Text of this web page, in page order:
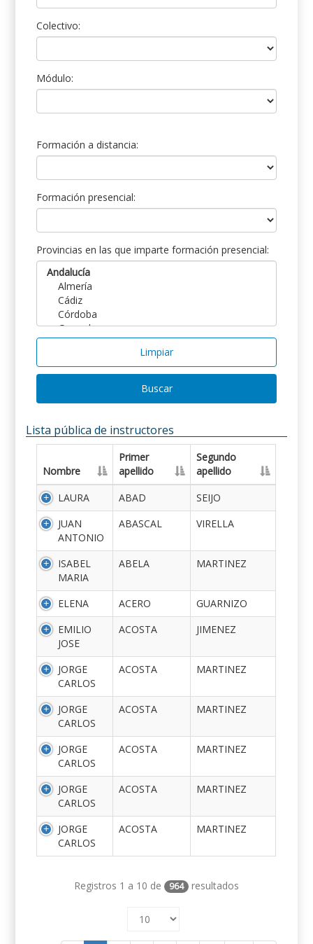
Colectivo:
Módulo:
Formación a distancia:
Formación presencial:
Provincias en las que imparte formación presencial:
Limpiar
Buscar
Lista pública de instructores
Nombre
Primer
apellido
Segundo
apellido
LAURA
ABAD
SEIJO
JUAN
ANTONIO
ABASCAL VIRELLA
ISABEL
MARIA
ABELA MARTINEZ
ELENA ACERO
GUARNIZO
EMILIO
JOSE
ACOSTA JIMENEZ
JORGE
CARLOS
ACOSTA MARTINEZ
JORGE
CARLOS
ACOSTA MARTINEZ
JORGE
CARLOS
ACOSTA MARTINEZ
JORGE
CARLOS
ACOSTA MARTINEZ
JORGE
CARLOS
ACOSTA MARTINEZ
Registros 1 a 10 de 964 resultados